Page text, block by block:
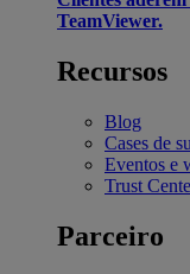
TeamViewer.
Recursos
Blog
Cases de
Eventos e
Trust
Parceiro